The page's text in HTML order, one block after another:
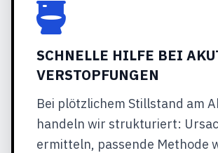
SCHNELLE HILFE BEI
VERSTOPFUNGEN
Bei plötzlichem Stillstand am
handeln wir strukturiert:
ermitteln, passende Methode